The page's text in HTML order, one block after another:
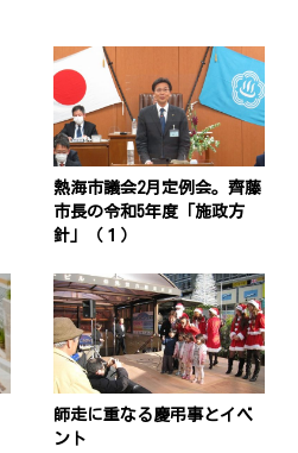
熱海市議会2月定例会。齊藤
市長の令和5年度「施政方
針」（１）
師走に重なる慶弔事とイベ
ント